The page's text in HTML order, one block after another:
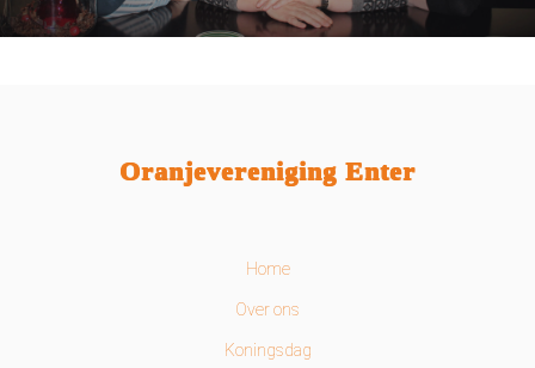
Oranjevereniging Enter
Home
Over ons
Koningsdag